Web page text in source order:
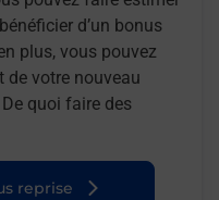
d’un bonus
plus, vous pouvez
de votre nouveau
quoi faire des
reprise